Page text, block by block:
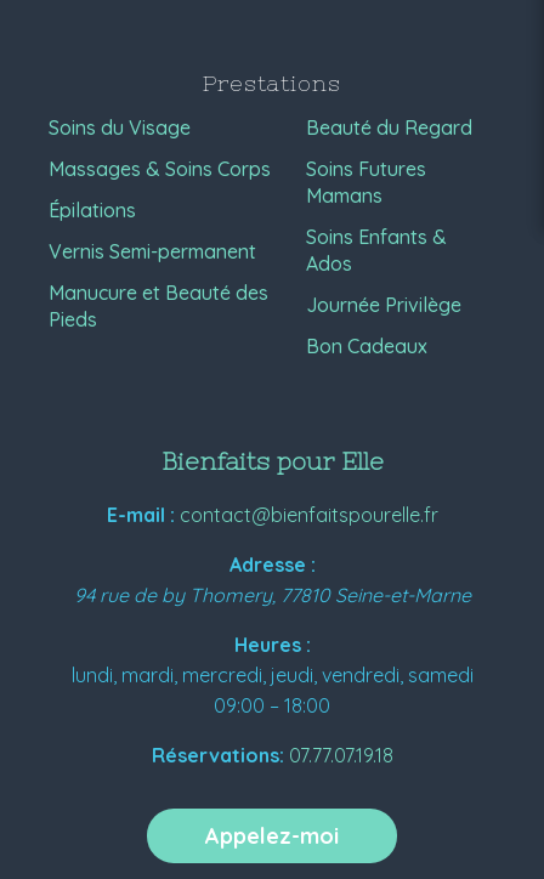
Bienfaits pour Elle
E-mail : contact@bienfaitspourelle.fr
Adresse :
94 rue de by Thomery, 77810 Seine-et-Marne
Heures :
lundi, mardi, mercredi, jeudi, vendredi, samedi
09:00 – 18:00
Réservations: 07.77.07.19.18
Appelez-moi
Prestations
Soins du Visage
Massages & Soins Corps
Épilations
Vernis Semi-permanent
Manucure et Beauté des
Pieds
Beauté du Regard
Soins Futures
Mamans
Soins Enfants &
Ados
Journée Privilège
Bon Cadeaux